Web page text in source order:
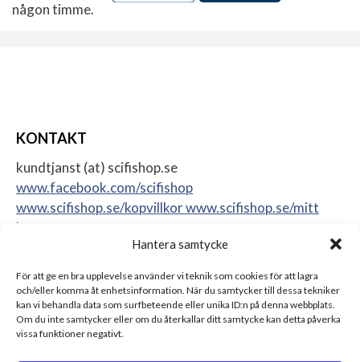
Hantera samtycke
För att ge en bra upplevelse använder vi teknik som cookies för att lagra
och/eller komma åt enhetsinformation. När du samtycker till dessa tekniker
kan vi behandla data som surfbeteende eller unika ID:n på denna webbplats.
Om du inte samtycker eller om du återkallar ditt samtycke kan detta påverka
vissa funktioner negativt.
någon timme.
KONTAKT
kundtjanst (at) scifishop.se
www.facebook.com/scifishop
www.scifishop.se/kopvillkorwww.scifishop.se/mitt
konto
17562 Järfälla
Sweden